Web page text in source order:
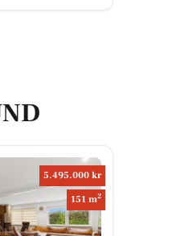
5.495.000 kr
151 m2